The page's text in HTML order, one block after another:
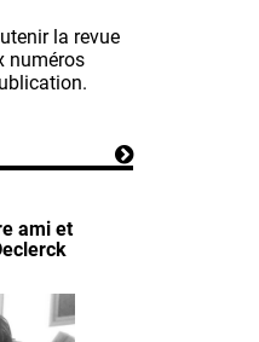
la revue
numéros
ami et